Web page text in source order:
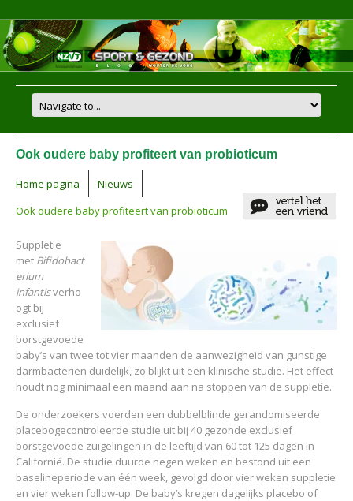
Ook oudere baby profiteert van probioticum
Home pagina
Nieuws
Ook oudere baby profiteert van probioticum
Suppletie
met Bifidobact
erium
infantisverho
ogt bij
exclusief
borstgevoede
baby’s van twee tot vier maanden de aanwezigheid van gunstige
darmbacteriën duidelijk, zo blijkt uit een klinische studie. Het effect
houdt nog minimaal een maand aan na stoppen van de suppletie.
De onderzoekers voerden een dubbelblinde gerandomiseerde
placebogecontroleerde studie uit bij 40 gezonde exclusief
borstgevoede zuigelingen in de leeftijd van 60 tot 125 dagen in
Californië. De studie duurde negen weken en bestond uit een
baselineperiode van één week, gevolgd door vier weken suppletie
en vier weken follow-up. De baby’s kregen dagelijks placebo of